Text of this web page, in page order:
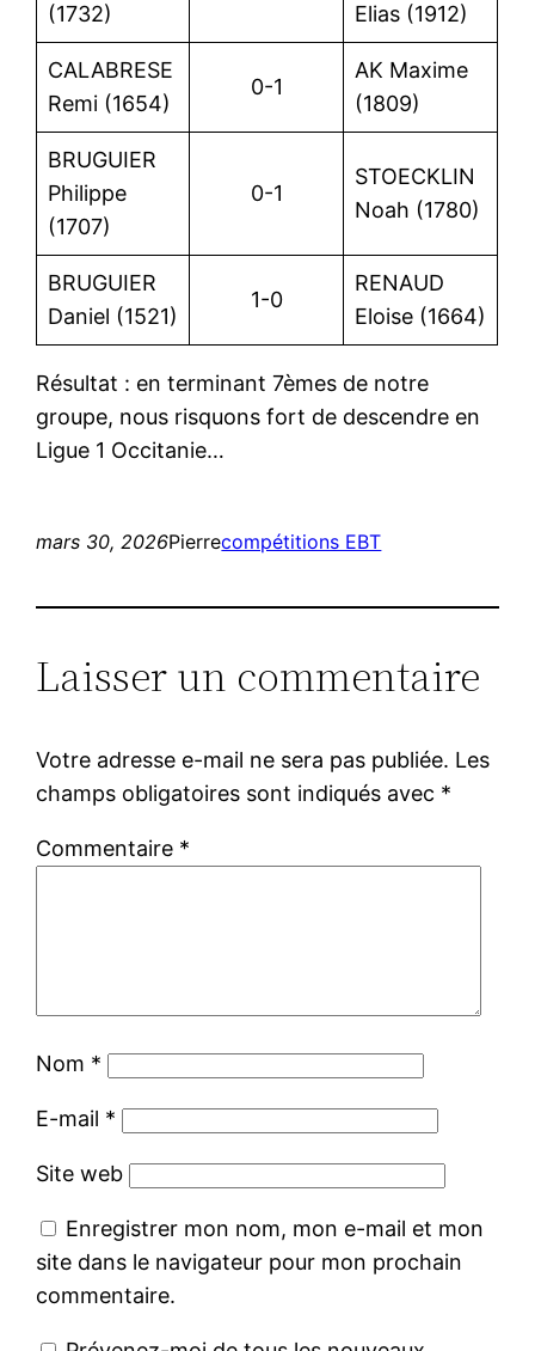
(1732)
Elias (1912)
CALABRESE
Remi (1654)
0-1
AK Maxime
(1809)
BRUGUIER
Philippe
(1707)
0-1
STOECKLIN
Noah (1780)
BRUGUIER
Daniel (1521)
1-0
RENAUD
Eloise (1664)
Résultat : en terminant 7èmes de notre
groupe, nous risquons fort de descendre en
Ligue 1 Occitanie…
mars 30, 2026Pierrecompétitions EBT
Laisser un commentaire
Votre adresse e-mail ne sera pas publiée. Les
champs obligatoires sont indiqués avec *
Commentaire *
Nom *
E-mail *
Site web
Enregistrer mon nom, mon e-mail et mon
site dans le navigateur pour mon prochain
commentaire.